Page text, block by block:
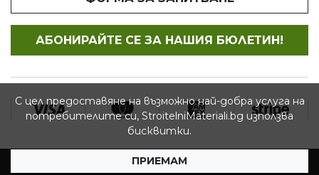
АБОНИРАЙТЕ СЕ ЗА НАШИЯ БЮЛЕТИН!
С цел предоставяне на възможно най-добра услуга на
потребителите си, StroitelniMateriali.bg използва
бисквитки.
ПРИЕМАМ
© 2026 StroitelniMateriali.bg - Всички права запазени.